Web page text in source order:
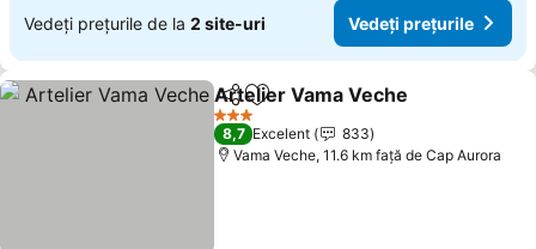
Vedeți prețurile de la 2 site-uri Vedeți prețurile
DistribuițiAdăugaţi la favorite
Artelier Vama Veche
3 Stele
8,7 Excelent
833
Vama Veche, 11.6 km faţă de Cap Aurora